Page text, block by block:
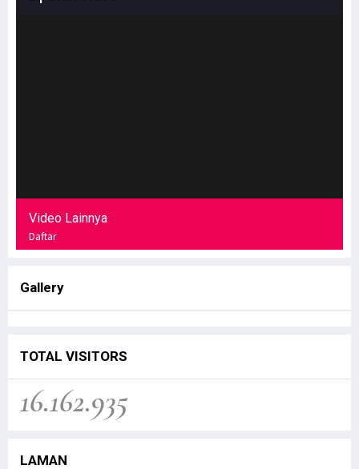
Video Lainnya
Daftar
Gallery
TOTAL VISITORS
16.162.935
LAMAN